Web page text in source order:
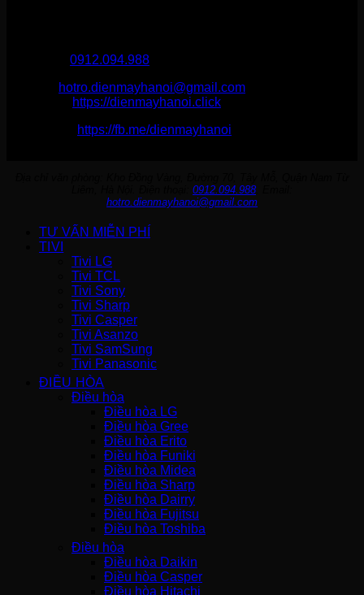
0912.094.988
hotro.dienmayhanoi@gmail.com
https://dienmayhanoi.click
https://fb.me/dienmayhanoi
0912.094.988. Email:
hotro.dienmayhanoi@gmail.com
TƯ VẤN MIỄN PHÍ
TIVI
Tivi LG
Tivi TCL
Tivi Sony
Tivi Sharp
Tivi Casper
Tivi Asanzo
Tivi SamSung
Tivi Panasonic
ĐIỀU HÒA
Điều hòa
Điều hòa LG
Điều hòa Gree
Điều hòa Erito
Điều hòa Funiki
Điều hòa Midea
Điều hòa Sharp
Điều hòa Dairry
Điều hòa Fujitsu
Điều hòa Toshiba
Điều hòa
Điều hòa Daikin
Điều hòa Casper
Điều hòa Hitachi